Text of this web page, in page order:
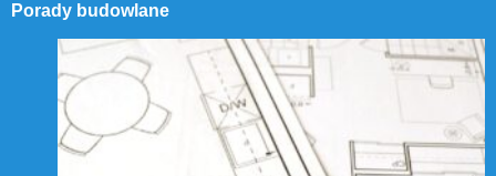
Porady budowlane